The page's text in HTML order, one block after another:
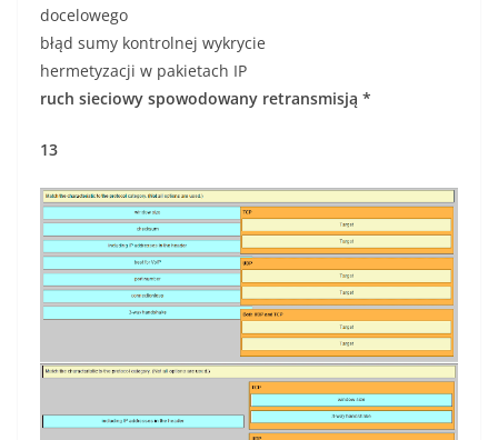
docelowego
błąd sumy kontrolnej wykrycie
hermetyzacji w pakietach IP
ruch sieciowy spowodowany retransmisją *
13